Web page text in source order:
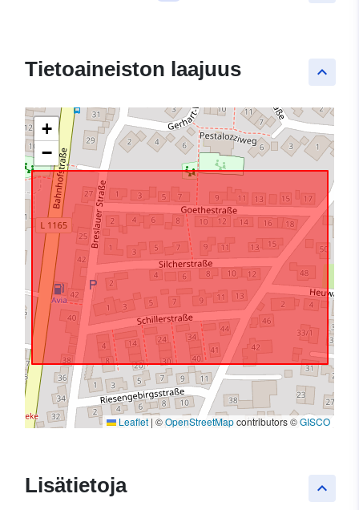
keyboard_arrow_up
Tietoaineiston laajuus
+
−
Leaflet | ©OpenStreetMapcontributors ©GISCO
keyboard_arrow_up
Lisätietoja